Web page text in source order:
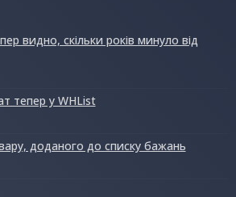
видно, скільки років минуло від
тепер у WHList
доданого до списку бажань